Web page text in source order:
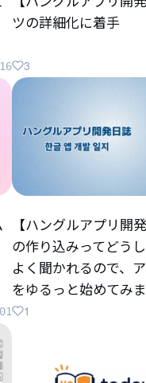
ツの詳細化に着手
3
【ハングルアプリ開
の作り込みってどう
よく聞かれるので、
をゆるっと始めてみ
1